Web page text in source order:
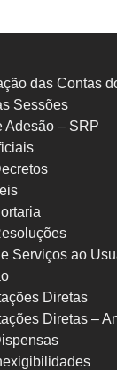
das Contas
Sessões
Adesão – SRP
Serviços ao
Diretas
Diretas –